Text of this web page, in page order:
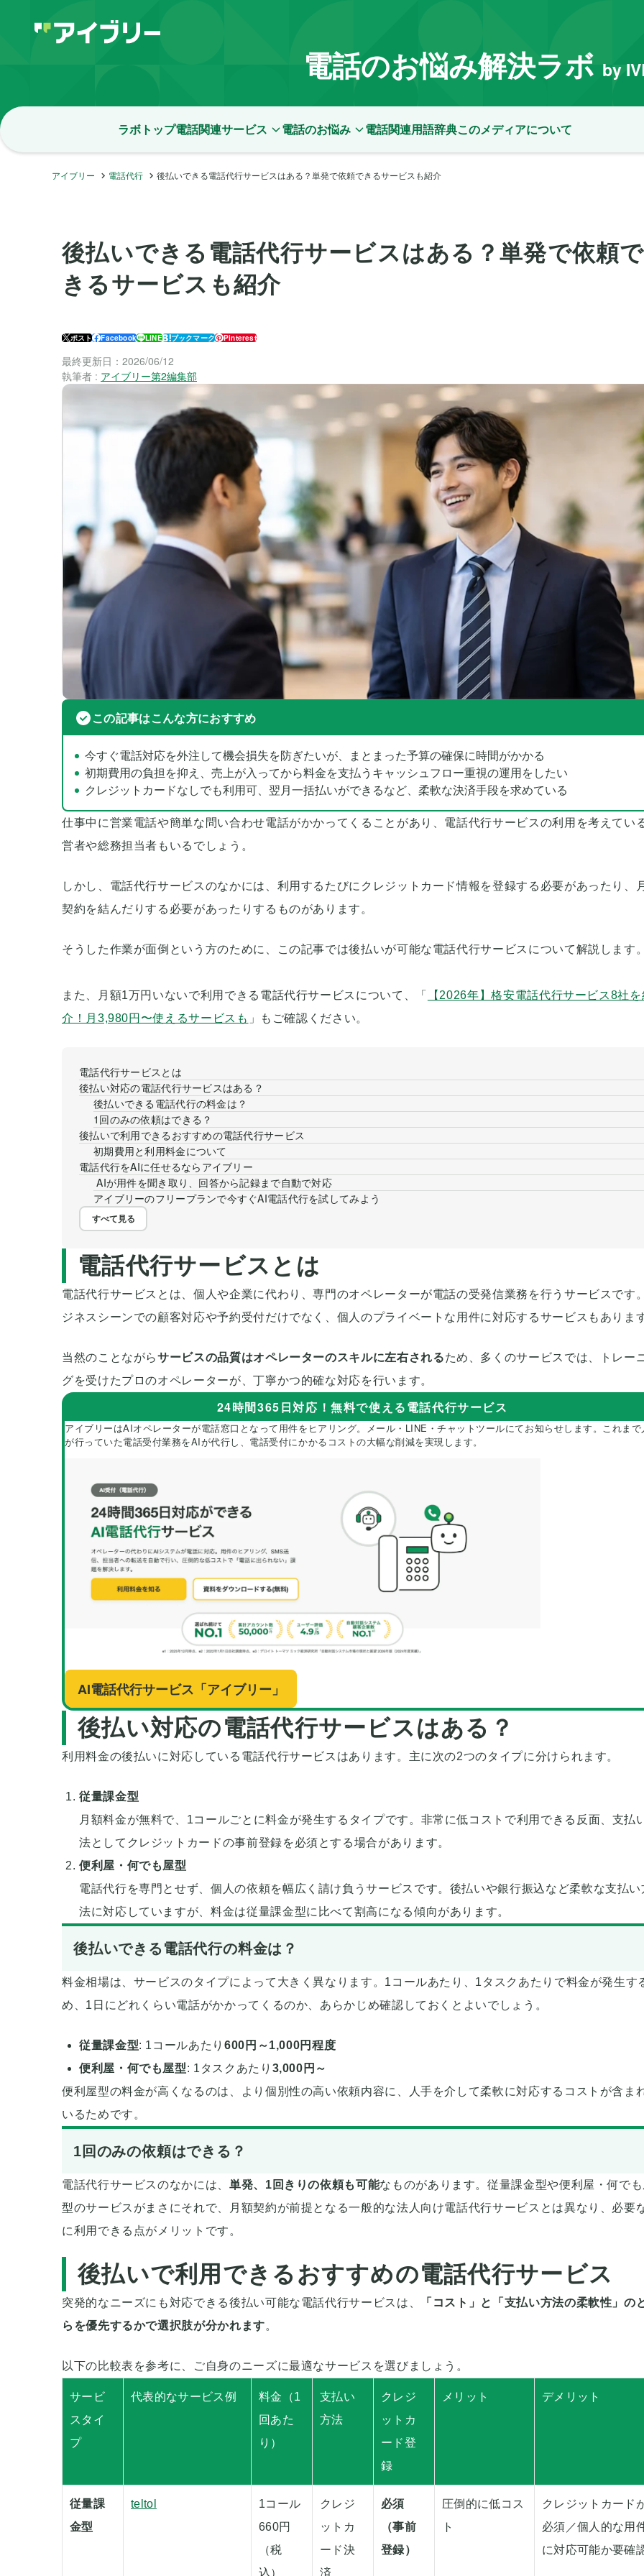
電話のお悩み解決ラボ by
ラボトップ電話関連サービス 電話のお悩み 電話関連用語辞典このメディアについて
アイブリー 電話代行 後払いできる電話代行サービスはある？単発で依頼できるサービスも紹介
後払いできる電話代行サービスはある？単発で依頼で
きるサービスも紹介
ポスト Facebook LINE ブックマーク Pinterest
最終更新日：2026/06/12
執筆者 : アイブリー第2編集部
この記事はこんな方におすすめ
今すぐ電話対応を外注して機会損失を防ぎたいが、まとまった予算の確保に時間がかかる
初期費用の負担を抑え、売上が入ってから料金を支払うキャッシュフロー重視の運用をしたい
クレジットカードなしでも利用可、翌月一括払いができるなど、柔軟な決済手段を求めている
仕事中に営業電話や簡単な問い合わせ電話がかかってくることがあり、電話代行サービスの利用を考えてい
営者や総務担当者もいるでしょう。
しかし、電話代行サービスのなかには、利用するたびにクレジットカード情報を登録する必要があったり、
契約を結んだりする必要があったりするものがあります。
そうした作業が面倒という方のために、この記事では後払いが可能な電話代行サービスについて解説します
また、月額1万円いないで利用できる電話代行サービスについて、「
【2026年】格安電話代行サービス8社を
介！月3,980円〜使えるサービスも 」もご確認ください。
電話代行サービスとは
後払い対応の電話代行サービスはある？
後払いできる電話代行の料金は？
1回のみの依頼はできる？
後払いで利用できるおすすめの電話代行サービス
初期費用と利用料金について
電話代行をAIに任せるならアイブリー
AIが用件を聞き取り、回答から記録まで自動で対応
アイブリーのフリープランで今すぐAI電話代行を試してみよう
すべて見る
電話代行サービスとは
電話代行サービスとは、個人や企業に代わり、専門のオペレーターが電話の受発信業務を行うサービスです
ジネスシーンでの顧客対応や予約受付だけでなく、個人のプライベートな用件に対応するサービスもありま
当然のことながらサービスの品質はオペレーターのスキルに左右されるため、多くのサービスでは、トレー
グを受けたプロのオペレーターが、丁寧かつ的確な対応を行います。
24時間365日対応！無料で使える電話代行サービス
アイブリーはAIオペレーターが電話窓口となって用件をヒアリング。メール・LINE・チャットツールにてお知らせします。これまで
が行っていた電話受付業務をAIが代行し、電話受付にかかるコストの大幅な削減を実現します。
AI電話代行サービス「アイブリー」
後払い対応の電話代行サービスはある？
利用料金の後払いに対応している電話代行サービスはあります。主に次の2つのタイプに分けられます。
従量課金型
月額料金が無料で、1コールごとに料金が発生するタイプです。非常に低コストで利用できる反面、支払
法としてクレジットカードの事前登録を必須とする場合があります。
便利屋・何でも屋型
電話代行を専門とせず、個人の依頼を幅広く請け負うサービスです。後払いや銀行振込など柔軟な支払い
法に対応していますが、料金は従量課金型に比べて割高になる傾向があります。
後払いできる電話代行の料金は？
料金相場は、サービスのタイプによって大きく異なります。1コールあたり、1タスクあたりで料金が発生す
め、1日にどれくらい電話がかかってくるのか、あらかじめ確認しておくとよいでしょう。
従量課金型: 1コールあたり 600円～1,000円程度
便利屋・何でも屋型: 1タスクあたり 3,000円～
便利屋型の料金が高くなるのは、より個別性の高い依頼内容に、人手を介して柔軟に対応するコストが含ま
いるためです。
1回のみの依頼はできる？
電話代行サービスのなかには、 単発、1回きりの依頼も可能なものがあります。従量課金型や便利屋・何で
型のサービスがまさにそれで、月額契約が前提となる一般的な法人向け電話代行サービスとは異なり、必要
に利用できる点がメリットです。
後払いで利用できるおすすめの電話代行サービス
突発的なニーズにも対応できる後払い可能な電話代行サービスは、
「コスト」と「支払い方法の柔軟性」の
らを優先するかで選択肢が分かれます。
以下の比較表を参考に、ご自身のニーズに最適なサービスを選びましょう。
サービ
スタイ
プ
代表的なサービス例
料金（1
回あた
り）
支払い
方法
クレジ
ットカ
ード登
録
メリット デメリット
従量課
金型
teltol
1コール
660円
（税
込）
クレジ
ットカ
ード決
済
必須
（事前
登録）
圧倒的に低コス
ト
クレジットカード
必須／個人的な用
に対応可能か要確